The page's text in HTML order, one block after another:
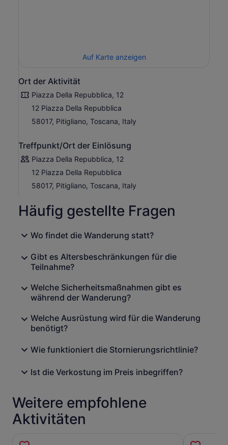
Auf Karte anzeigen
Ort der Aktivität
Piazza Della Repubblica, 12
12 Piazza Della Repubblica
58017, Pitigliano, Toscana, Italy
Treffpunkt/Ort der Einlösung
Piazza Della Repubblica, 12
12 Piazza Della Repubblica
58017, Pitigliano, Toscana, Italy
Häufig gestellte Fragen
Wo findet die Wanderung statt?
Gibt es Altersbeschränkungen für die
Teilnahme?
Welche Sicherheitsmaßnahmen gibt es
während der Wanderung?
Welche Ausrüstung wird für die Wanderung
benötigt?
Wie funktioniert die Stornierungsrichtlinie?
Ist die Verkostung im Preis inbegriffen?
Weitere empfohlene
Aktivitäten